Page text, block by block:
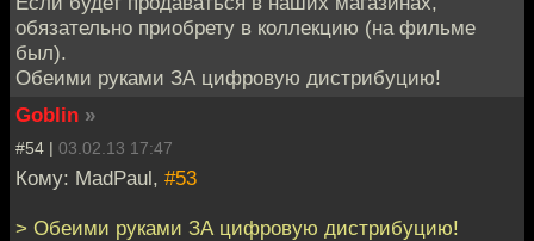
обязательно приобрету в коллекцию (на фильме
был).
Обеими руками ЗА цифровую дистрибуцию!
Goblin »
#54 | 03.02.13 17:47
Кому: MadPaul, #53
> Обеими руками ЗА цифровую дистрибуцию!